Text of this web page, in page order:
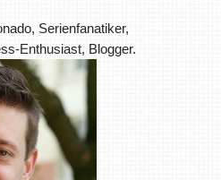
Serienfanatiker,
Enthusiast, Blogger.